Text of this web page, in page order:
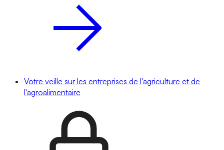
Votre veille sur les entreprises de l'agriculture et de
l'agroalimentaire